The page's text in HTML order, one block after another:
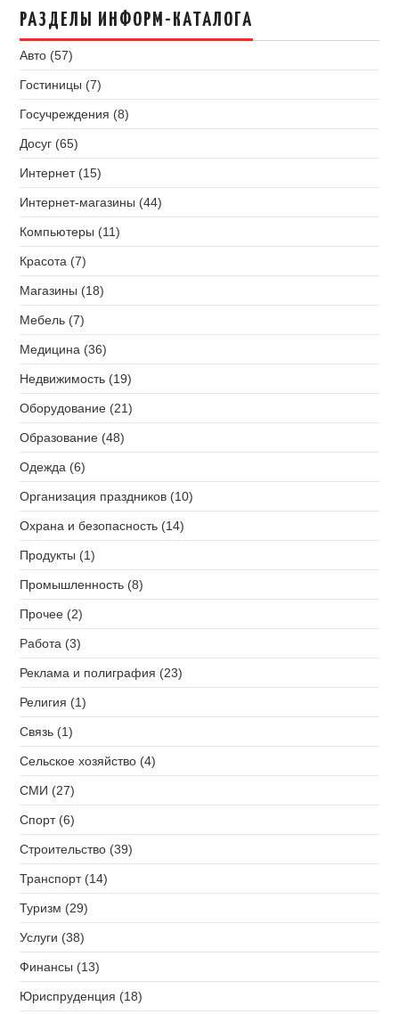
РАЗДЕЛЫ ИНФОРМ-КАТАЛОГА
Авто (57)
Гостиницы (7)
Госучреждения (8)
Досуг (65)
Интернет (15)
Интернет-магазины (44)
Компьютеры (11)
Красота (7)
Магазины (18)
Мебель (7)
Медицина (36)
Недвижимость (19)
Оборудование (21)
Образование (48)
Одежда (6)
Организация праздников (10)
Охрана и безопасность (14)
Продукты (1)
Промышленность (8)
Прочее (2)
Работа (3)
Реклама и полиграфия (23)
Религия (1)
Связь (1)
Сельское хозяйство (4)
СМИ (27)
Спорт (6)
Строительство (39)
Транспорт (14)
Туризм (29)
Услуги (38)
Финансы (13)
Юриспруденция (18)